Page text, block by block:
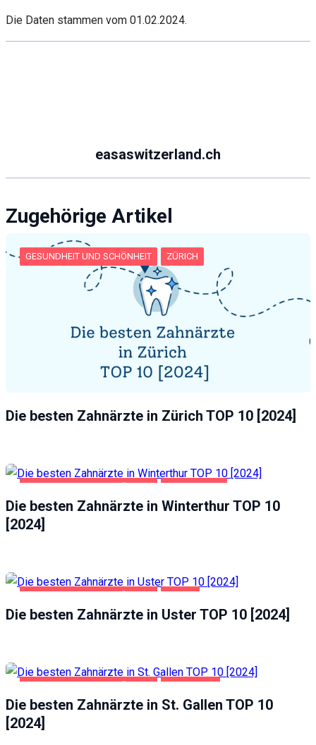
Die Daten stammen vom 01.02.2024.
easaswitzerland.ch
Zugehörige Artikel
GESUNDHEIT UND SCHÖNHEIT ZÜRICH
Die besten Zahnärzte in Zürich TOP 10 [2024]
Die besten Zahnärzte in Winterthur TOP 10
[2024]
Die besten Zahnärzte in Uster TOP 10 [2024]
Die besten Zahnärzte in St. Gallen TOP 10
[2024]